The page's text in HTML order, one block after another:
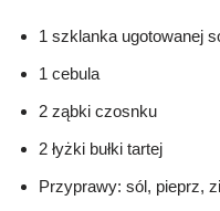
1 szklanka ugotowanej
1 cebula
2 ząbki czosnku
2 łyżki bułki tartej
Przyprawy: sól, pieprz,